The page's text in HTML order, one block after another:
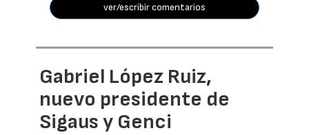
ver/escribir comentarios
Gabriel López Ruiz,
nuevo presidente de
Sigaus y Genci